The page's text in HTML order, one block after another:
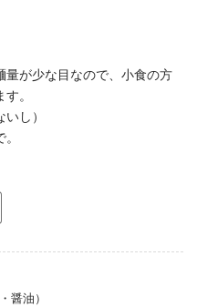
量が少な目なので、小食の方
。
し）
醤油）